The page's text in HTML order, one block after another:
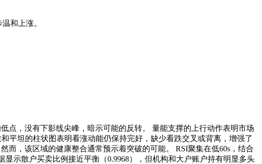
和上涨。
点，没有下影线尖峰，暗示可能的反转。 量能支撑的上行动作表明市场
坦的柱状图表明看涨动能仍保持完好，缺少看跌交叉或背离，增强了
而，该区域的健康整合通常预示着突破的可能。 RSI聚集在低60s，结合
示散户买卖比例接近平衡（0.9968），但机构和大户账户持有明显多头